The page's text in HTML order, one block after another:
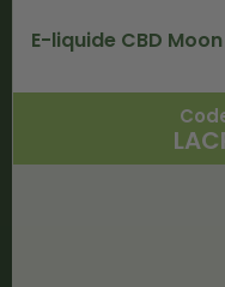
E-liquide CBD